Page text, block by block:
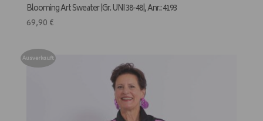
Blooming Art Sweater |Gr. UNI 38-48|, Anr.: 4193
69,90 €
Ausverkauft